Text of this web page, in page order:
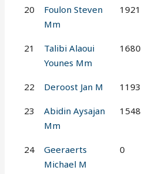
20
Foulon Steven
Mm
1921
21
Talibi Alaoui
Younes Mm
1680
22 Deroost Jan M 1193
23
Abidin Aysajan
Mm
1548
24
Geeraerts
Michael M
0